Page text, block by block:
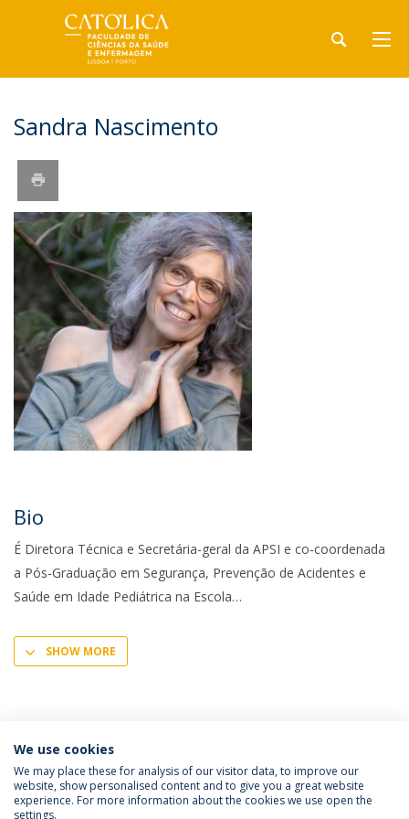
Sandra Nascimento
Bio
É Diretora Técnica e Secretária-geral da APSI e co-coordenada
a Pós-Graduação em Segurança, Prevenção de Acidentes e
Saúde em Idade Pediátrica na Escola
SHOW MORE
Política de Privacidade
Termos e Condições
We use cookies
We may place these for analysis of our visitor data, to improve our
website, show personalised content and to give you a great website
experience. For more information about the cookies we use open the
settings.